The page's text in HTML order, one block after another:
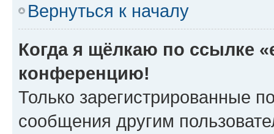
Вернуться к началу
Когда я щёлкаю по ссылке
конференцию!
Только зарегистрированные
сообщения другим